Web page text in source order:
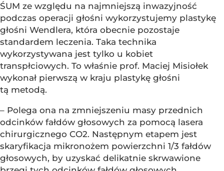
ŚUM ze względu na najmniejszą inwazyjność
podczas operacji głośni wykorzystujemy plastykę
głośni Wendlera, która obecnie pozostaje
standardem leczenia. Taka technika
wykorzystywana jest tylko u kobiet
transpłciowych. To właśnie prof. Maciej Misiołek
wykonał pierwszą w kraju plastykę głośni
tą metodą.
– Polega ona na zmniejszeniu masy przednich
odcinków fałdów głosowych za pomocą lasera
chirurgicznego CO2. Następnym etapem jest
skaryfikacja mikronożem powierzchni 1/3 fałdów
głosowych, by uzyskać delikatnie skrwawione